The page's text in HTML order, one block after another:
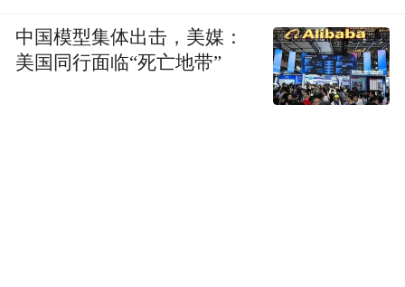
中国模型集体出击，美媒：
美国同行面临“死亡地带”